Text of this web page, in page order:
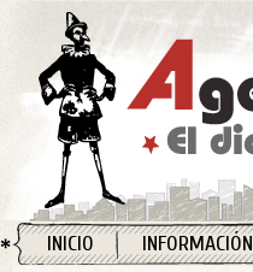
INICIO INFORMACIÓN